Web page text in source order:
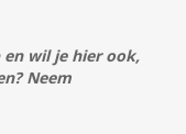
en wil je hier ook,
Neem